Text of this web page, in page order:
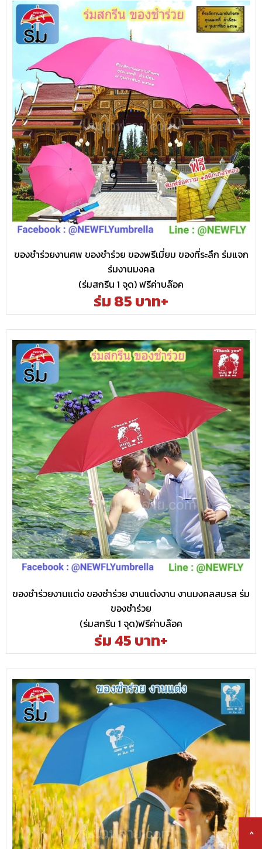
^
ของชำร่วยงานศพ ของชำร่วย ของพรีเมี่ยม ของที่ระลึก ร่มแจก
ร่มงานมงคล
(ร่มสกรีน 1 จุด) ฟรีค่าบล๊อค
ร่ม 85 บาท+
ของชำร่วยงานแต่ง ของชำร่วย งานแต่งงาน งานมงคลสมรส ร่ม
ของชำร่วย
(ร่มสกรีน 1 จุด)ฟรีค่าบล๊อค
ร่ม 45 บาท+